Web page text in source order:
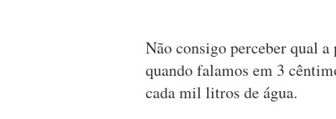
Não consigo perceber qual
quando falamos em 3
cada mil litros de água.